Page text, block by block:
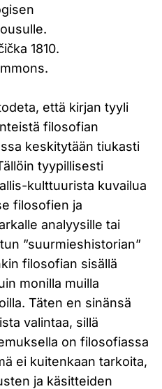
1810.
että kirjan tyyli
filosofian
keskitytään tiukasti
tyypillisesti
kulttuurista kuvailua
filosofien ja
analyysille tai
”suurmieshistorian”
filosofian sisällä
monilla muilla
Täten en sinänsä
valintaa, sillä
on filosofiassa
ei kuitenkaan tarkoita,
ja käsitteiden